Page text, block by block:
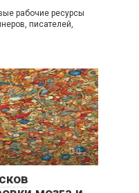
рабочие ресурсы
писателей,
0